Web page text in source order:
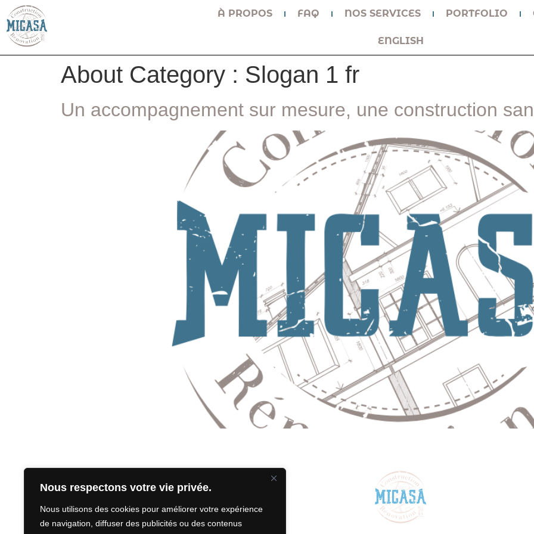
Nous respectons votre vie privée.
Nous utilisons des cookies pour améliorer votre expérience
de navigation, diffuser des publicités ou des contenus
À PROPOS FAQ NOS SERVICES PORTFOLIO
ENGLISH
About Category : Slogan 1 fr
Un accompagnement sur mesure, une construction
SUIVEZ-NOUS SUR FACEBOOK! CONSTRUIRE AVEC VOUS, POUR